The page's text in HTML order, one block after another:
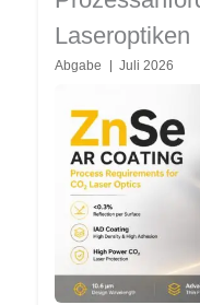
Laseroptiken
Abgabe Juli 2026